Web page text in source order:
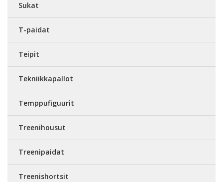
Sukat
T-paidat
Teipit
Tekniikkapallot
Temppufiguurit
Treenihousut
Treenipaidat
Treenishortsit